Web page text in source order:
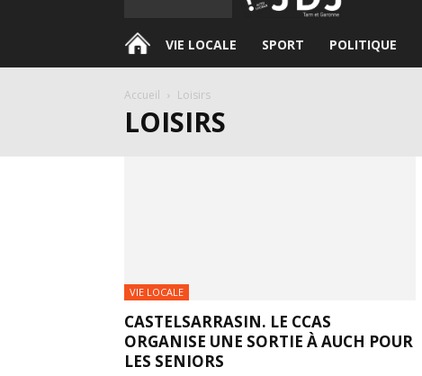
. VIE LOCALE SPORT POLITIQUE
Accueil Loisirs
LOISIRS
VIE LOCALE
CASTELSARRASIN. LE CCAS
ORGANISE UNE SORTIE À AUCH POUR
LES SENIORS